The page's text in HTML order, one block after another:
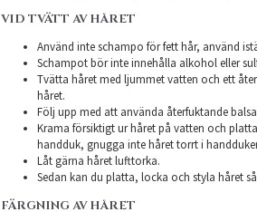
VID TVÄTT AV HÅRET
Använd inte schampo för fett hår, använd
Schampot bör inte innehålla alkohol eller
Tvätta håret med ljummet vatten och ett
håret.
Följ upp med att använda återfuktande
Krama försiktigt ur håret på vatten och
handduk, gnugga inte håret torrt i
Låt gärna håret lufttorka.
Sedan kan du platta, locka och styla håret
FÄRGNING AV HÅRET